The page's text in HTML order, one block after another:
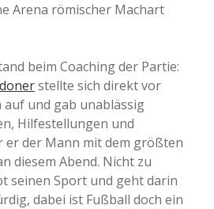
Arena römischer Machart
beim Coaching der Partie:
stellte sich direkt vor
auf und gab unablässig
Hilfestellungen und
er der Mann mit dem größten
diesem Abend. Nicht zu
seinen Sport und geht darin
dabei ist Fußball doch ein